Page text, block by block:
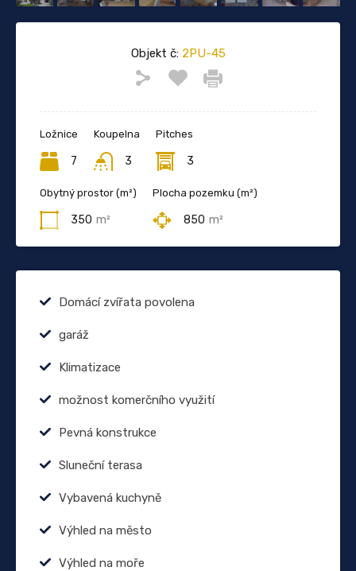
Objekt č:2PU-45
Ložnice
7
Koupelna
3
Pitches
3
Obytný prostor (m²)
350 m²
Plocha pozemku (m²)
850 m²
Domácí zvířata povolena
garáž
Klimatizace
možnost komerčního využití
Pevná konstrukce
Sluneční terasa
Vybavená kuchyně
Výhled na město
Výhled na moře